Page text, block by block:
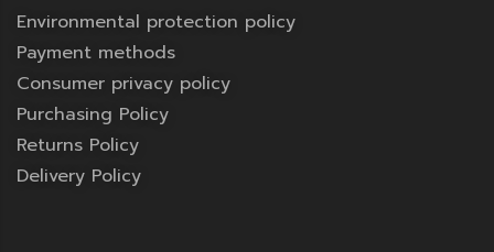
Environmental protection policy
Payment methods
Consumer privacy policy
Purchasing Policy
Returns Policy
Delivery Policy